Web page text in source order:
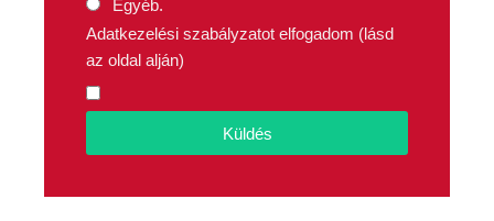
Egyéb.
Adatkezelési szabályzatot elfogadom (lásd
az oldal alján)
Küldés